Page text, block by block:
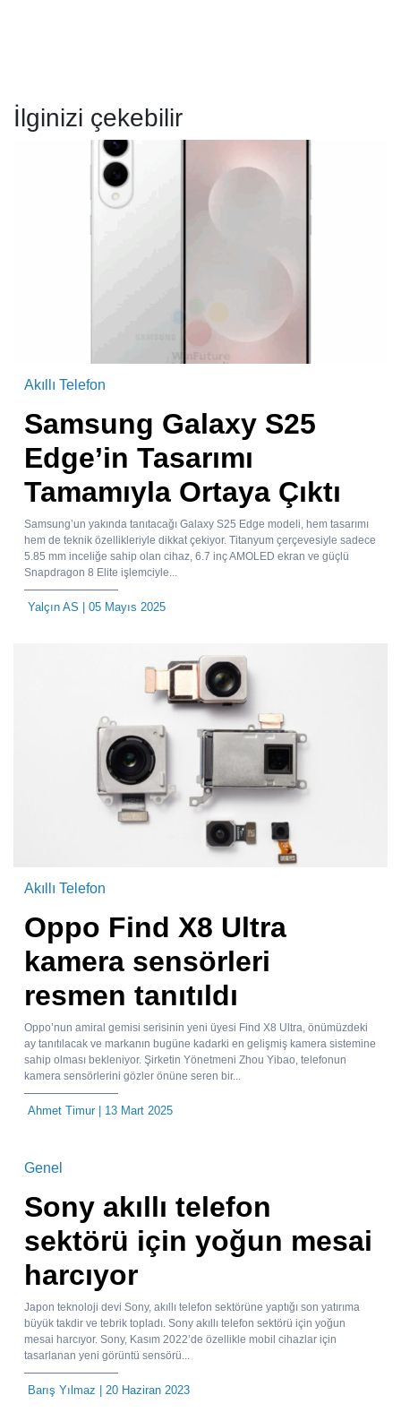
İlginizi çekebilir
Akıllı Telefon
Samsung Galaxy S25
Edge’in Tasarımı
Tamamıyla Ortaya Çıktı
Samsung’un yakında tanıtacağı Galaxy S25 Edge modeli, hem tasarımı
hem de teknik özellikleriyle dikkat çekiyor. Titanyum çerçevesiyle sadece
5.85 mm inceliğe sahip olan cihaz, 6.7 inç AMOLED ekran ve güçlü
Snapdragon 8 Elite işlemciyle...
Yalçın AS | 05 Mayıs 2025
Akıllı Telefon
Oppo Find X8 Ultra
kamera sensörleri
resmen tanıtıldı
Oppo’nun amiral gemisi serisinin yeni üyesi Find X8 Ultra, önümüzdeki
ay tanıtılacak ve markanın bugüne kadarki en gelişmiş kamera sistemine
sahip olması bekleniyor. Şirketin Yönetmeni Zhou Yibao, telefonun
kamera sensörlerini gözler önüne seren bir...
Ahmet Timur| 13 Mart 2025
Genel
Sony akıllı telefon
sektörü için yoğun mesai
harcıyor
Japon teknoloji devi Sony, akıllı telefon sektörüne yaptığı son yatırıma
büyük takdir ve tebrik topladı. Sony akıllı telefon sektörü için yoğun
mesai harcıyor. Sony, Kasım 2022’de özellikle mobil cihazlar için
tasarlanan yeni görüntü sensörü...
Barış Yılmaz | 20 Haziran 2023